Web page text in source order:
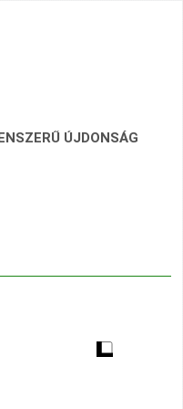
ÚJDONSÁG